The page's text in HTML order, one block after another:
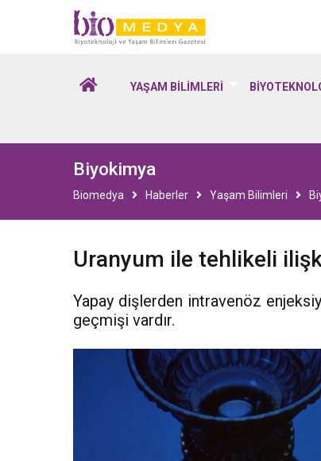
Biomedya -
YAŞAM BİLİMLERİ
Biyokimya
Biomedya Haberler Yaşam Bilimleri
Uranyum ile tehlikeli
Yapay dişlerden intravenöz
geçmişi vardır.